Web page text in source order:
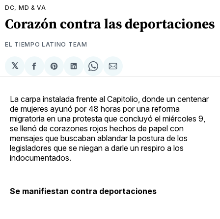
DC, MD & VA
Corazón contra las deportaciones
EL TIEMPO LATINO TEAM
𝕏
Compartir
en
Share
on
Compartir
en
Share
on
Compartir
via
La carpa instalada frente al Capitolio, donde un centenar
de mujeres ayunó por 48 horas por una reforma
migratoria en una protesta que concluyó el miércoles 9,
se llenó de corazones rojos hechos de papel con
mensajes que buscaban ablandar la postura de los
legisladores que se niegan a darle un respiro a los
indocumentados.
Se manifiestan contra deportaciones